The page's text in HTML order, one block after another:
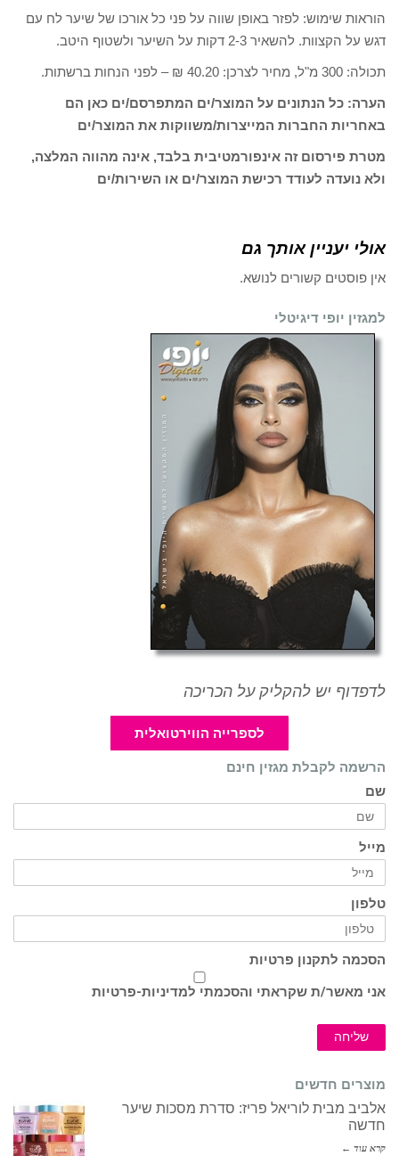
הוראות שימוש: לפזר באופן שווה על פני כל אורכו של שיער לח עם
דגש על הקצוות. להשאיר 2-3 דקות על השיער ולשטוף היטב.
תכולה: 300 מ"ל, מחיר לצרכן: 40.20 ₪ – לפני הנחות ברשתות.
הערה: כל הנתונים על המוצר/ים המתפרסם/ים כאן הם
באחריות החברות המייצרות/משווקות את המוצר/ים
מטרת פירסום זה אינפורמטיבית בלבד, אינה מהווה המלצה,
ולא נועדה לעודד רכישת המוצר/ים או השירות/ים
אולי יעניין אותך גם
אין פוסטים קשורים לנושא.
למגזין יופי דיגיטלי
לדפדוף יש להקליק על הכריכה
לספרייה הווירטואלית
הרשמה לקבלת מגזין חינם
שם
מייל
טלפון
הסכמה לתקנון פרטיות
אני מאשר/ת שקראתי והסכמתי למדיניות-פרטיות
שליחה
מוצרים חדשים
אלביב מבית לוריאל פריז: סדרת מסכות שיער
חדשה
קרא עוד ←